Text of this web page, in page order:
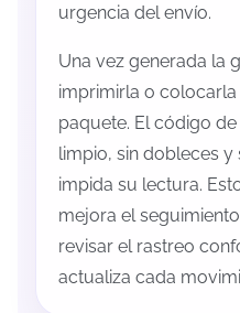
urgencia del envío.
Una vez generada la
imprimirla o
paquete. El código
limpio, sin dobleces y
impida su lectura.
mejora el
revisar el rastreo
actualiza cada